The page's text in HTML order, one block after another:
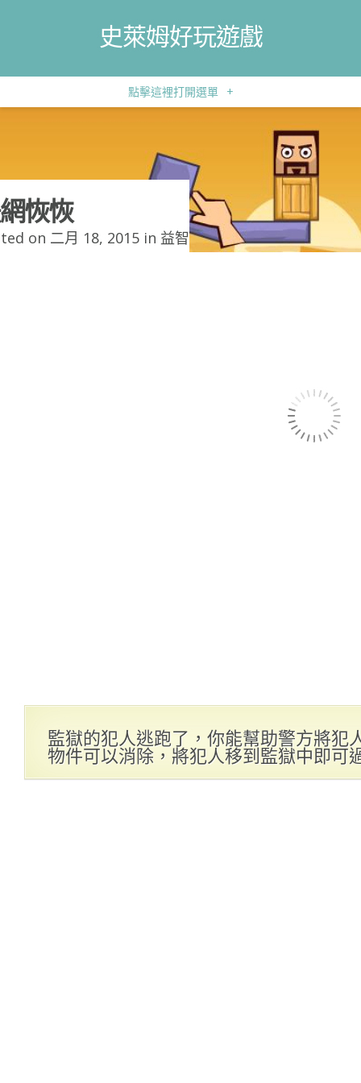
史萊姆好玩遊戲
點擊這裡打開選單 +
恢恢
on 二月 18, 2015 in 益智
監獄的犯人逃跑了，你能幫助警方將犯
物件可以消除，將犯人移到監獄中即可